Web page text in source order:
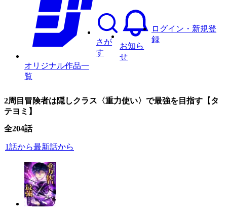
オリジナル作品一
覧
さが
す
お知ら
せ
ログイン・新規登
録
2周目冒険者は隠しクラス〈重力使い〉で最強を目指す【タ
テヨミ】
全204話
1話から最新話から